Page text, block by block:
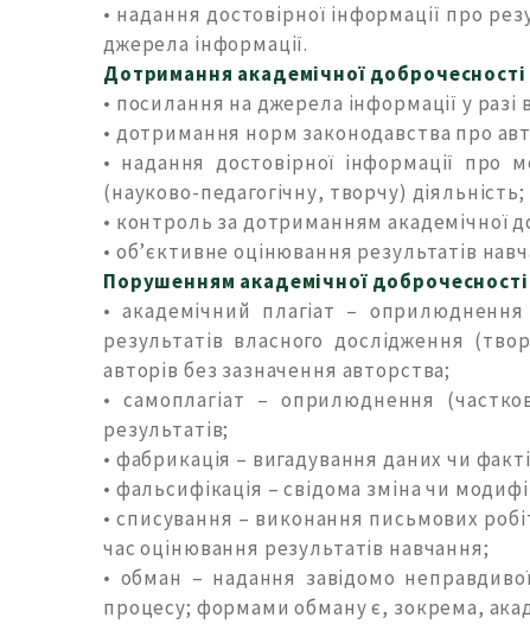
• надання достовірної інформації про
джерела інформації.
Дотримання академічної
• посилання на джерела інформації у
• дотримання норм законодавства про
• надання достовірної інформації про
(науково-педагогічну, творчу) діяльність;
• контроль за дотриманням академічної
• об’єктивне оцінювання результатів
Порушенням академічної
• академічний плагіат –
результатів власного дослідження
авторів без зазначення авторства;
• самоплагіат – оприлюднення
результатів;
• фабрикація – вигадування даних чи
• фальсифікація – свідома зміна чи
• списування – виконання письмових
час оцінювання результатів навчання;
• обман – надання завідомо неправдивої
процесу; формами обману є, зокрема,